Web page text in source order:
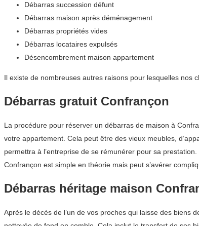
Débarras succession défunt
Débarras maison après déménagement
Débarras propriétés vides
Débarras locataires expulsés
Désencombrement maison appartement
Il existe de nombreuses autres raisons pour lesquelles nos
Débarras gratuit Confrançon
La procédure pour réserver un débarras de maison à
votre appartement. Cela peut être des vieux meubles,
permettra à l’entreprise de se rémunérer pour sa
Confrançon est simple en théorie mais peut s’avérer
Débarras héritage maison
Après le décès de l’un de vos proches qui laisse des